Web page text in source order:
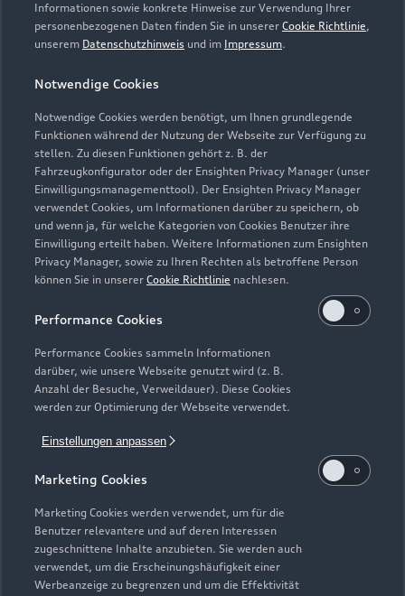
Informationen sowie konkrete Hinweise zur Verwendung Ihrer
personenbezogenen Daten finden Sie in unserer Cookie Richtlinie,
unserem Datenschutzhinweis und im Impressum.
Notwendige Cookies
Notwendige Cookies werden benötigt, um Ihnen grundlegende
Funktionen während der Nutzung der Webseite zur Verfügung zu
stellen. Zu diesen Funktionen gehört z. B. der
Fahrzeugkonfigurator oder der Ensighten Privacy Manager (unser
Einwilligungsmanagementtool). Der Ensighten Privacy Manager
verwendet Cookies, um Informationen darüber zu speichern, ob
und wenn ja, für welche Kategorien von Cookies Benutzer ihre
Einwilligung erteilt haben. Weitere Informationen zum Ensighten
Privacy Manager, sowie zu Ihren Rechten als betroffene Person
können Sie in unserer Cookie Richtlinie nachlesen.
Performance Cookies
Performance Cookies sammeln Informationen
darüber, wie unsere Webseite genutzt wird (z. B.
Anzahl der Besuche, Verweildauer). Diese Cookies
werden zur Optimierung der Webseite verwendet.
Einstellungen anpassen
Marketing Cookies
Marketing Cookies werden verwendet, um für die
Benutzer relevantere und auf deren Interessen
zugeschnittene Inhalte anzubieten. Sie werden auch
verwendet, um die Erscheinungshäufigkeit einer
Werbeanzeige zu begrenzen und um die Effektivität
Verkauf
Geschlossen,öffnet amFreitag 09:00
Service
Geschlossen,öffnet am Freitag 07:00
Zurück nach oben
Modelle
Elektromodelle
Plug-in-Hybride
Neuwagensuche
Gebrauchtwagensuche
Geschäftskunden
Service & Zubehör
Saisonale Angebote
Audi Services
Garantie
Audi digital services
myAudi
Support
Audi Code
Häufige Fragen (FAQ)
Über Audi
Unternehmen
Karriere
Investor Relations